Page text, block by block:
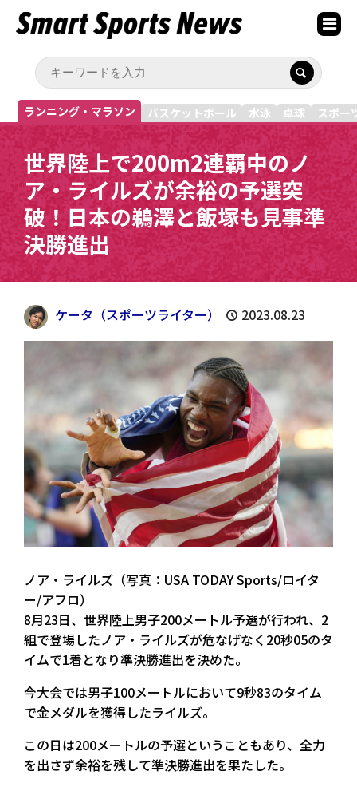
ランニング・マラソン バスケットボール 水泳 卓球 スポー
世界陸上で200m2連覇中のノ
ア・ライルズが余裕の予選突
破！日本の鵜澤と飯塚も見事準
決勝進出
ケータ（スポーツライター） 2023.08.23
ノア・ライルズ（写真：USA TODAY Sports/ロイタ
ー/アフロ）
8月23日、世界陸上男子200メートル予選が行われ、2
組で登場したノア・ライルズが危なげなく20秒05のタ
イムで1着となり準決勝進出を決めた。
今大会では男子100メートルにおいて9秒83のタイム
で金メダルを獲得したライルズ。
この日は200メートルの予選ということもあり、全力
を出さず余裕を残して準決勝進出を果たした。